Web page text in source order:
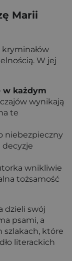
Marii
W jej
w każdym
wynikają
te
niebezpieczny
decyzje
wnikliwie
tożsamość
dzieli swój
psami, a
szlakach, które
literackich